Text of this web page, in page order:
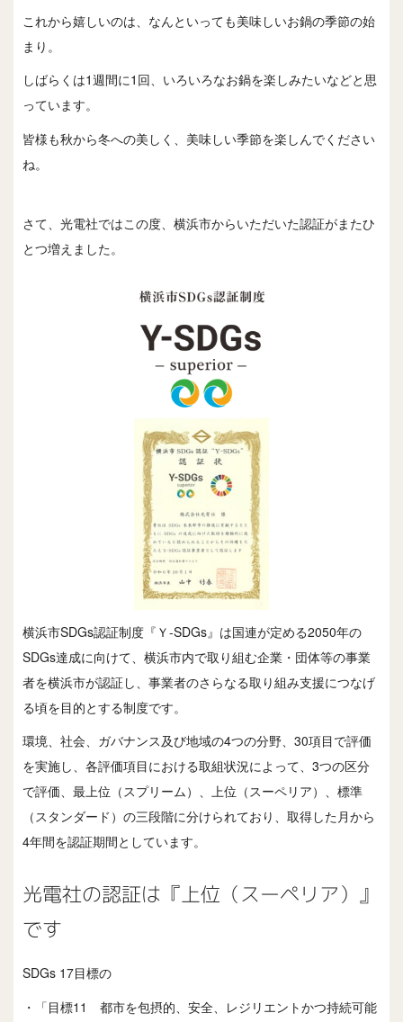
これから嬉しいのは、なんといっても美味しいお鍋の季節の始
まり。
しばらくは1週間に1回、いろいろなお鍋を楽しみたいなどと思
っています。
皆様も秋から冬への美しく、美味しい季節を楽しんでください
ね。
さて、光電社ではこの度、横浜市からいただいた認証がまたひ
とつ増えました。
横浜市SDGs認証制度『Ｙ-SDGs』は国連が定める2050年の
SDGs達成に向けて、横浜市内で取り組む企業・団体等の事業
者を横浜市が認証し、事業者のさらなる取り組み支援につなげ
る頃を目的とする制度です。
環境、社会、ガバナンス及び地域の4つの分野、30項目で評価
を実施し、各評価項目における取組状況によって、3つの区分
で評価、最上位（スプリーム）、上位（スーペリア）、標準
（スタンダード）の三段階に分けられており、取得した月から
4年間を認証期間としています。
光電社の認証は『上位（スーペリア）』
です
SDGs 17目標の
・「目標11 都市を包摂的、安全、レジリエントかつ持続可能